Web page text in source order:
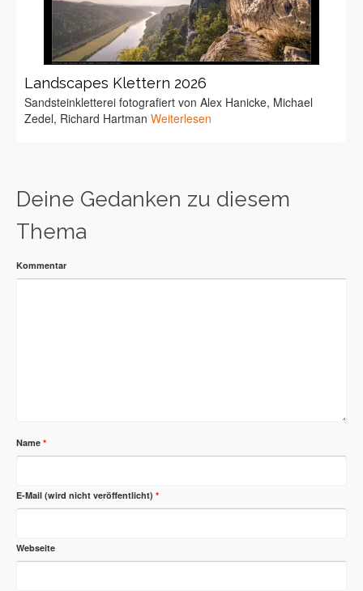
Landscapes Klettern 2026
Sandsteinkletterei fotografiert von Alex Hanicke, Michael
Zedel, Richard Hartman Weiterlesen
Deine Gedanken zu diesem
Thema
Kommentar
Name *
E-Mail (wird nicht veröffentlicht) *
Webseite